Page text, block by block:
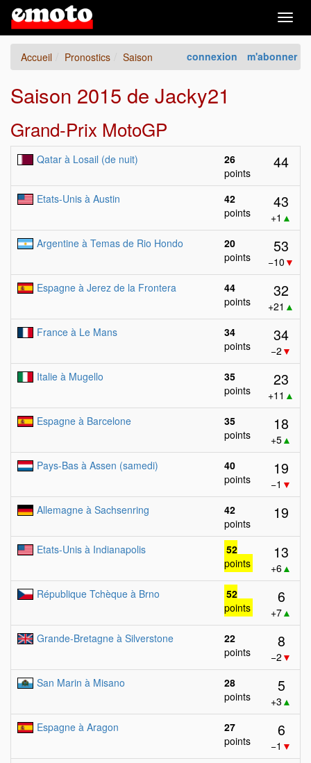
connexion m'abonner
Accueil Pronostics Saison
Saison 2015 de Jacky21
Grand-Prix MotoGP
Qatar à Losail (de nuit)
26
points
44
Etats-Unis à Austin
42
points
43
+1 ▲
Argentine à Temas de Rio Hondo
20
points
53
−10 ▼
Espagne à Jerez de la Frontera
44
points
32
+21 ▲
France à Le Mans
34
points
34
−2 ▼
Italie à Mugello
35
points
23
+11 ▲
Espagne à Barcelone
35
points
18
+5▲
Pays-Bas à Assen (samedi)
40
points
19
−1 ▼
Allemagne à Sachsenring
42
points
19
Etats-Unis à Indianapolis
52
points
13
+6▲
République Tchèque à Brno
52
points
6
+7▲
Grande-Bretagne à Silverstone
22
points
8
−2 ▼
San Marin à Misano
28
points
5
+3 ▲
Espagne à Aragon
27
points
6
−1 ▼